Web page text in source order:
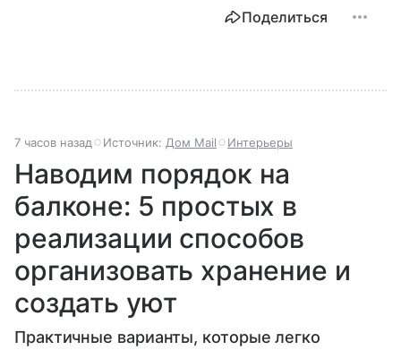
Поделиться
7 часов назад Источник: Дом Mail Интерьеры
Наводим порядок на
балконе: 5 простых в
реализации способов
организовать хранение и
создать уют
Практичные варианты, которые легко